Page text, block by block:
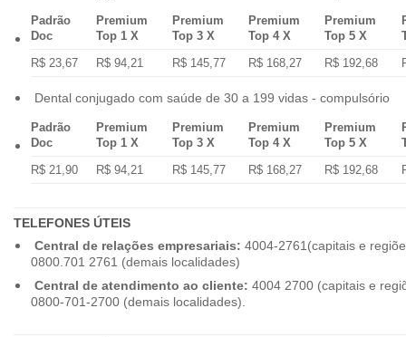
Padrão
Doc
Premium
Top 1 X
Premium
Top 3 X
Premium
Top 4 X
Premium
Top 5 X
R$ 23,67
R$ 94,21 R$ 145,77 R$ 168,27 R$ 192,68
Dental conjugado com saúde de 30 a 199 vidas - compulsório
Padrão
Doc
Premium
Top 1 X
Premium
Top 3 X
Premium
Top 4 X
Premium
Top 5 X
R$ 21,90
R$ 94,21 R$ 145,77 R$ 168,27 R$ 192,68
TELEFONES ÚTEIS
Central de relações empresariais: 4004-2761(capitais e
0800.701 2761 (demais localidades)
Central de atendimento ao cliente: 4004 2700 (capitais e
0800-701-2700 (demais localidades).